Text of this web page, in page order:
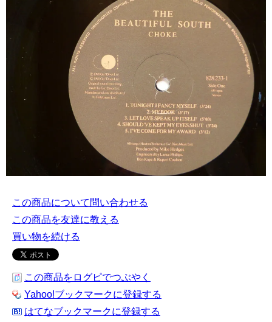
この商品について問い合わせる
この商品を友達に教える
買い物を続ける
この商品をログピでつぶやく
Yahoo!ブックマークに登録する
はてなブックマークに登録する